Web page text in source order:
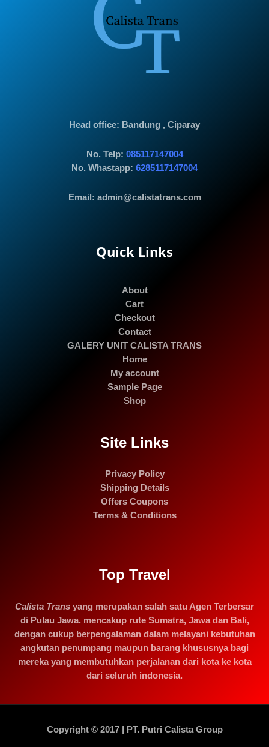
Head office: Bandung , Ciparay
No. Telp: 085117147004
No. Whastapp: 6285117147004
Email: admin@calistatrans.com
Quick Links
About
Cart
Checkout
Contact
GALERY UNIT CALISTA TRANS
Home
My account
Sample Page
Shop
Site Links
Privacy Policy
Shipping Details
Offers Coupons
Terms & Conditions
Top Travel
Calista Trans yang merupakan salah satu Agen Terbersar
di Pulau Jawa. mencakup rute Sumatra, Jawa dan Bali,
dengan cukup berpengalaman dalam melayani kebutuhan
angkutan penumpang maupun barang khususnya bagi
mereka yang membutuhkan perjalanan dari kota ke kota
dari seluruh indonesia.
Copyright © 2017 | PT. Putri Calista Group